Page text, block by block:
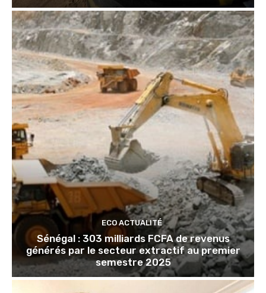
ECO ACTUALITÉ
Sénégal : 303 milliards FCFA de revenus
générés par le secteur extractif au premier
semestre 2025